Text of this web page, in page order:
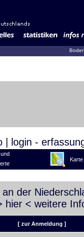
login -
Karte
der
hier < weitere
[ zur Anmeldung ]